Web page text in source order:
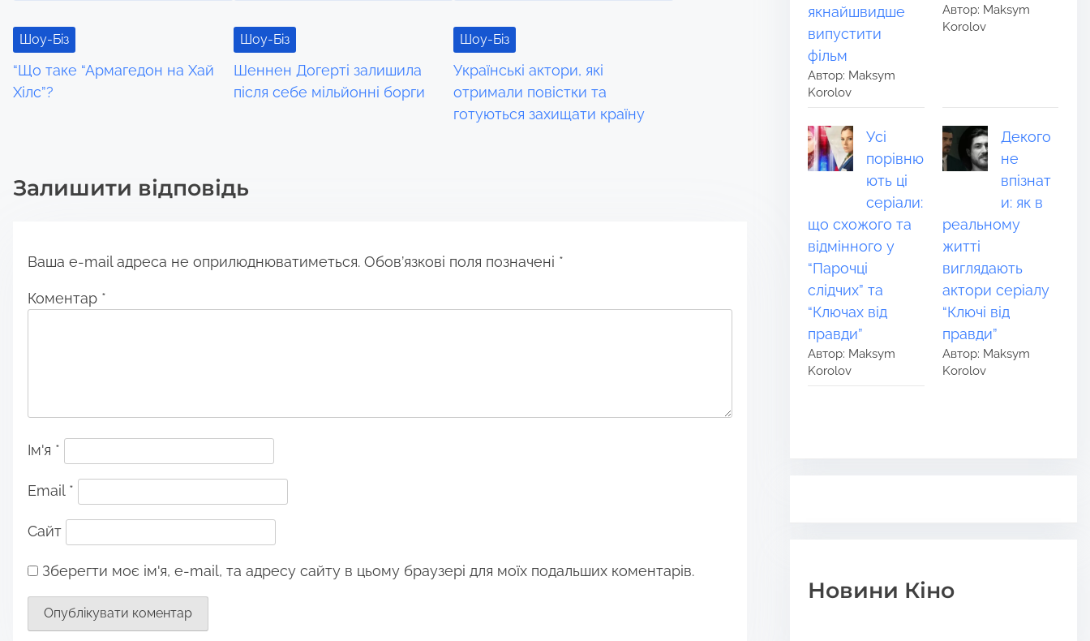
g
a
o
Шоу-Біз
“Що таке “Армагедон на Хай
Хілс”?
Шоу-Біз
Шеннен Догерті залишила
після себе мільйонні борги
Шоу-Біз
Українські актори, які
отримали повістки та
готуються захищати країну
Залишити відповідь
Ваша e-mail адреса не оприлюднюватиметься. Обов’язкові поля позначені *
Коментар *
Ім'я *
Email *
Сайт
Зберегти моє ім'я, e-mail, та адресу сайту в цьому браузері для моїх подальших коментарів.
якнайшвидше
випустити
фільм
Автор: Maksym
Korolov
Автор: Maksym
Korolov
Усі
порівню
ють ці
серіали:
що схожого та
відмінного у
“Парочці
слідчих” та
“Ключах від
правди”
Автор: Maksym
Korolov
Декого
не
впізнат
и: як в
реальному
житті
виглядають
актори серіалу
“Ключі від
правди”
Автор: Maksym
Korolov
Новини Кіно